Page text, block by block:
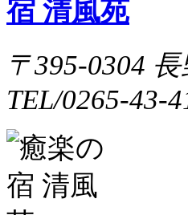
〒395-0304
TEL/0265-43-